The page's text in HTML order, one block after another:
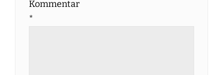
Kommentar
*